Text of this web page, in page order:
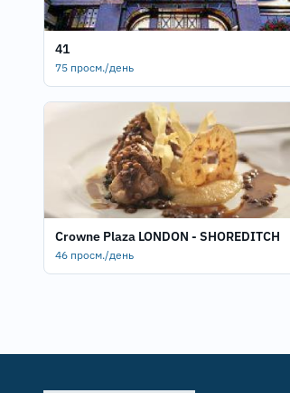
41
75 просм./день
Crowne Plaza LONDON - SHOREDITCH
46 просм./день